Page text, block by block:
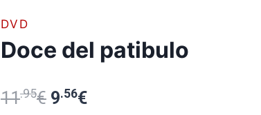
DVD
Doce del patibulo
11.95€ El
9.56€El